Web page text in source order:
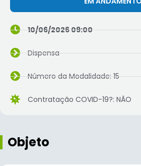
10/06/2026 09:00
Dispensa
Número da Modalidade: 15
Contratação COVID-19?: NÃO
Objeto